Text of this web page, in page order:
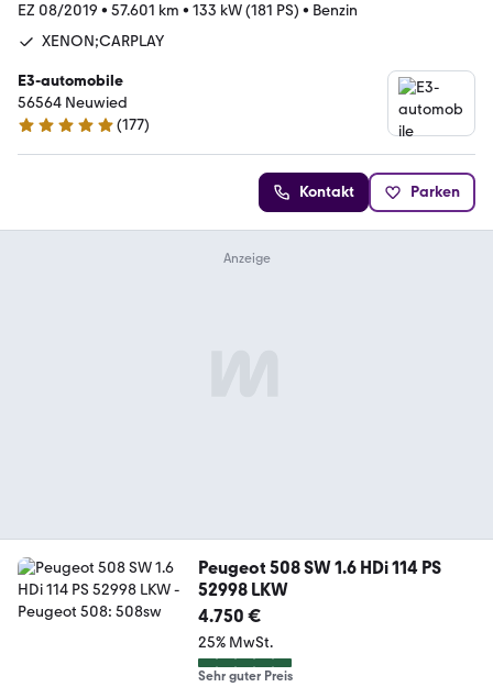
EZ 08/2019 • 57.601 km • 133 kW (181 PS) • Benzin
XENON;CARPLAY
E3-automobile
56564 Neuwied
4.9 Sterne
(177)
Kontakt Parken
Peugeot 508 SW 1.6 HDi 114 PS
52998 LKW
4.750 €
25% MwSt.
Sehr guter Preis